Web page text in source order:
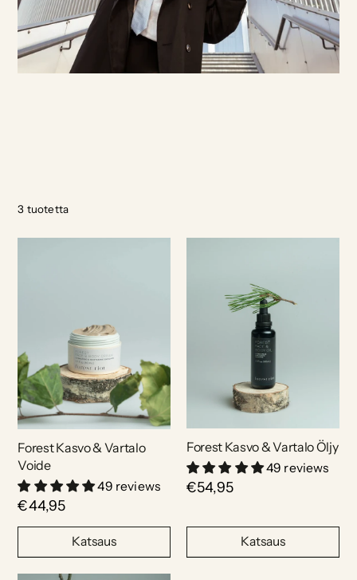
3 tuotetta
Forest Kasvo & Vartalo
Voide
49 reviews
€44,95
Katsaus
Forest Kasvo & Vartalo Öljy
49 reviews
€54,95
Katsaus